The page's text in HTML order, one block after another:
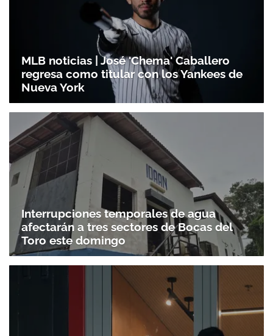
MLB noticias | José 'Chema' Caballero
regresa como titular con los Yankees de
Nueva York
Interrupciones temporales de agua
afectarán a tres sectores de Bocas del
Toro este domingo